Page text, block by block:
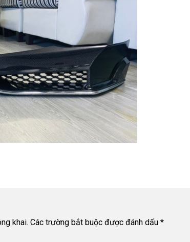
khai. Các trường bắt buộc được đánh dấu *